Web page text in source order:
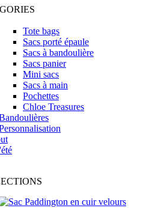
Tote bags
Sacs porté épaule
Sacs à bandoulière
Sacs panier
Mini sacs
Sacs à main
Pochettes
Chloe Treasures